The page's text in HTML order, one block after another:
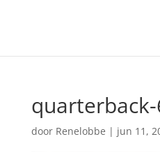
quarterback-
door Renelobbe | jun 11,